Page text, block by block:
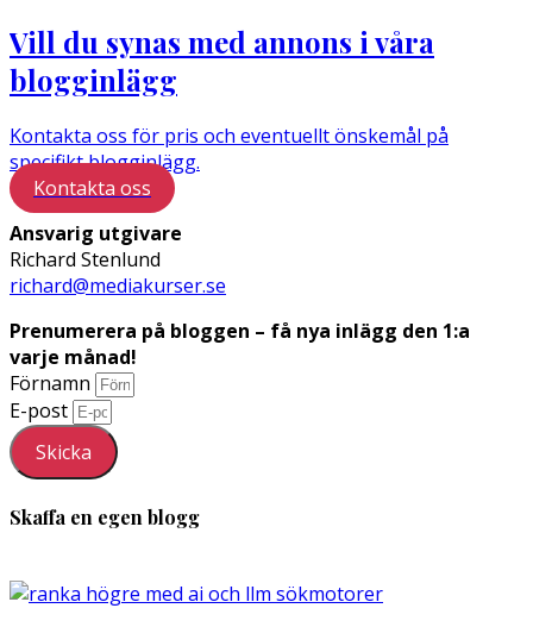
Vill du synas med annons i våra
blogginlägg
Kontakta oss för pris och eventuellt önskemål på
specifikt blogginlägg.
Kontakta oss
Ansvarig utgivare
Richard Stenlund
richard@mediakurser.se
Prenumerera på bloggen – få nya inlägg den 1:a
varje månad!
Förnamn
E-post
Skicka
Skaffa en egen blogg